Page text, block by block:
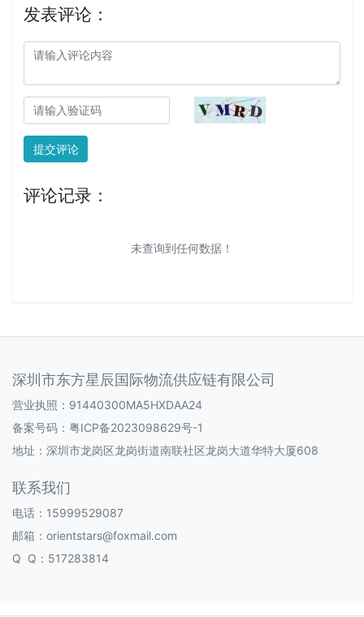
发表评论：
提交评论
评论记录：
未查询到任何数据！
深圳市东方星辰国际物流供应链有限公司
营业执照：91440300MA5HXDAA24
备案号码： 粤ICP备2023098629号-1
地址：深圳市龙岗区龙岗街道南联社区龙岗大道华特大厦608
联系我们
电话：15999529087
邮箱：orientstars@foxmail.com
Q Q：517283814